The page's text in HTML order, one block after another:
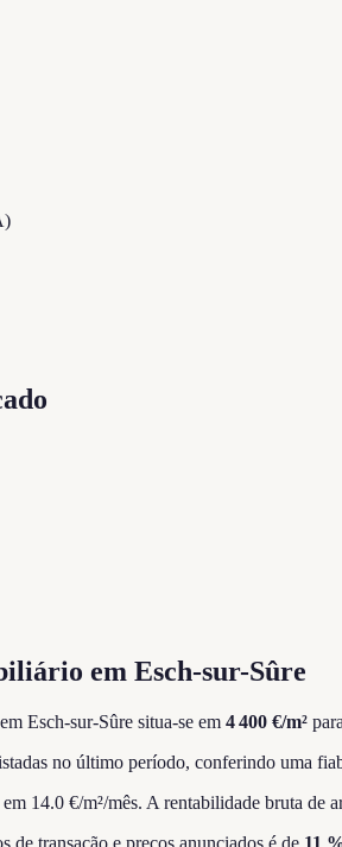
em Esch-sur-Sûre
Esch-sur-Sûre situa-se em 4 400 €/m²
no último período, conferindo uma
14.0 €/m²/mês. A rentabilidade bruta de
de transação e preços anunciados é de 11